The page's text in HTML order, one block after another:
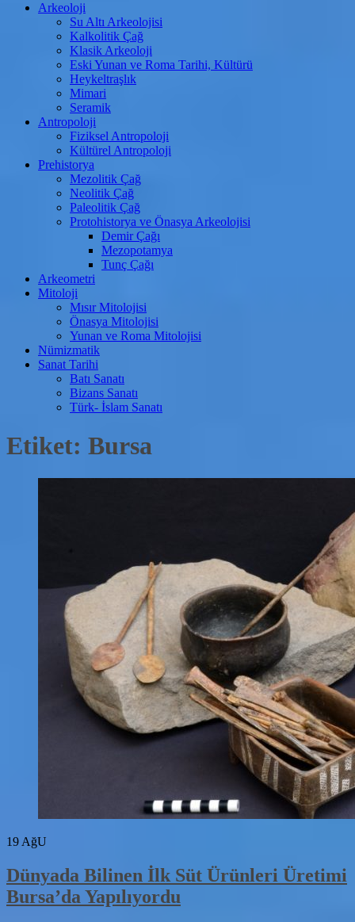
Arkeoloji
Su Altı Arkeolojisi
Kalkolitik Çağ
Klasik Arkeoloji
Eski Yunan ve Roma Tarihi, Kültürü
Heykeltraşlık
Mimari
Seramik
Antropoloji
Fiziksel Antropoloji
Kültürel Antropoloji
Prehistorya
Mezolitik Çağ
Neolitik Çağ
Paleolitik Çağ
Protohistorya ve Önasya Arkeolojisi
Demir Çağı
Mezopotamya
Tunç Çağı
Arkeometri
Mitoloji
Mısır Mitolojisi
Önasya Mitolojisi
Yunan ve Roma Mitolojisi
Nümizmatik
Sanat Tarihi
Batı Sanatı
Bizans Sanatı
Türk- İslam Sanatı
Etiket: Bursa
19 AğU
Dünyada Bilinen İlk Süt Ürünleri Üretimi
Bursa’da Yapılıyordu